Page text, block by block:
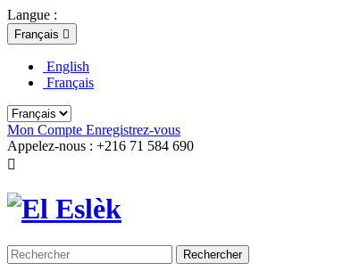
Langue :
Français 
English
Français
Mon Compte Enregistrez-vous
Appelez-nous : +216 71 584 690

Rechercher